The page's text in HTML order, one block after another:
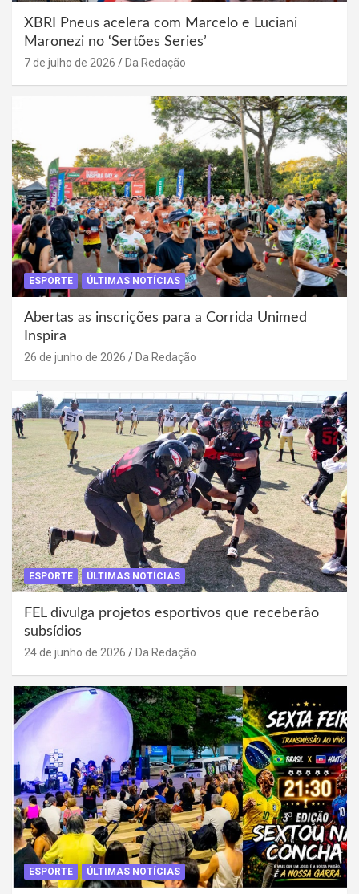
XBRI Pneus acelera com Marcelo e Luciani
Maronezi no ‘Sertões Series’
7 de julho de 2026 Da Redação
ESPORTE ÚLTIMAS NOTÍCIAS
Abertas as inscrições para a Corrida Unimed
Inspira
26 de junho de 2026 Da Redação
ESPORTE ÚLTIMAS NOTÍCIAS
FEL divulga projetos esportivos que receberão
subsídios
24 de junho de 2026 Da Redação
ESPORTE ÚLTIMAS NOTÍCIAS